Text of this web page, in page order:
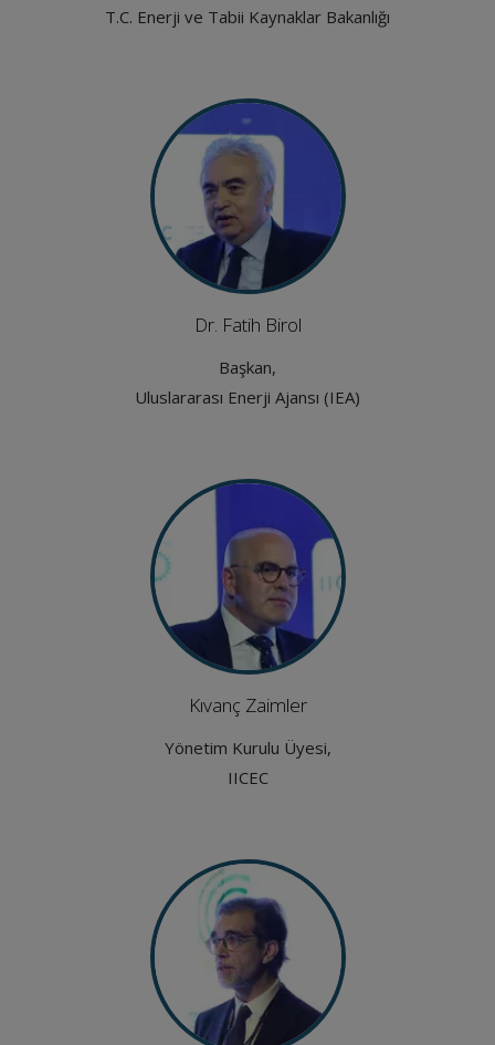
T.C. Enerji ve Tabii Kaynaklar Bakanlığı
Dr. Fatih Birol
Başkan,
Uluslararası Enerji Ajansı (IEA)
Kıvanç Zaimler
Yönetim Kurulu Üyesi,
IICEC